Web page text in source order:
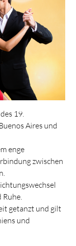
19.
Aires und
enge
zwischen
getanzt und gilt
und